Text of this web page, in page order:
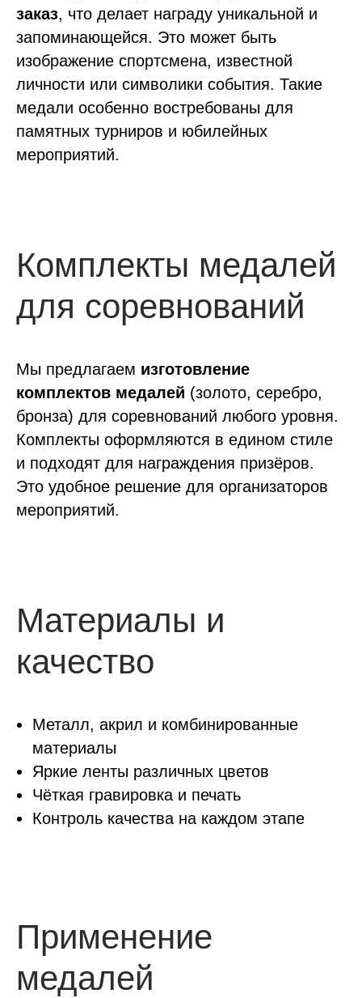
заказ, что делает награду уникальной и
запоминающейся. Это может быть
изображение спортсмена, известной
личности или символики события. Такие
медали особенно востребованы для
памятных турниров и юбилейных
мероприятий.
Комплекты медалей
для соревнований
Мы предлагаем изготовление
комплектов медалей (золото, серебро,
бронза) для соревнований любого уровня.
Комплекты оформляются в едином стиле
и подходят для награждения призёров.
Это удобное решение для организаторов
мероприятий.
Материалы и
качество
Металл, акрил и комбинированные
материалы
Яркие ленты различных цветов
Чёткая гравировка и печать
Контроль качества на каждом этапе
Применение
медалей